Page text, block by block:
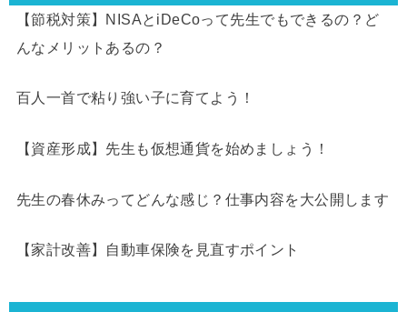
【節税対策】NISAとiDeCoって先生でもできるの？ど
んなメリットあるの？
百人一首で粘り強い子に育てよう！
【資産形成】先生も仮想通貨を始めましょう！
先生の春休みってどんな感じ？仕事内容を大公開します
【家計改善】自動車保険を見直すポイント